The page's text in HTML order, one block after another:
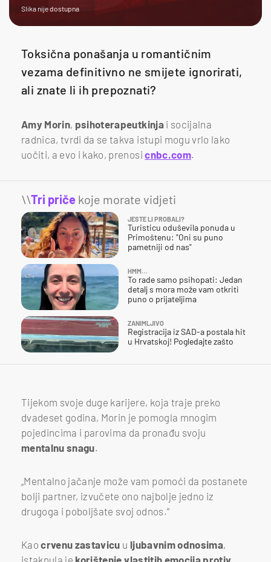
Slika nije dostupna
Toksična ponašanja u romantičnim
vezama definitivno ne smijete ignorirati,
ali znate li ih prepoznati?
Amy Morin, psihoterapeutkinjai socijalna
radnica, tvrdi da se takva istupi mogu vrlo lako
uočiti, a evo i kako, prenosicnbc.com.
\\Tri priče koje morate vidjeti
JESTE LI PROBALI?
Turisticu oduševila ponuda u
Primoštenu: "Oni su puno
pametniji od nas"
HMM…
To rade samo psihopati: Jedan
detalj s mora može vam otkriti
puno o prijateljima
ZANIMLJIVO
Registracija iz SAD-a postala hit
u Hrvatskoj! Pogledajte zašto
Tijekom svoje duge karijere, koja traje preko
dvadeset godina, Morin je pomogla mnogim
pojedincima i parovima da pronađu svoju
mentalnu snagu.
„Mentalno jačanje može vam pomoći da postanete
bolji partner, izvučete ono najbolje jedno iz
drugoga i poboljšate svoj odnos.“
Kaocrvenu zastavicu u ljubavnim odnosima,
istaknula je korištenje vlastitih emocija protiv